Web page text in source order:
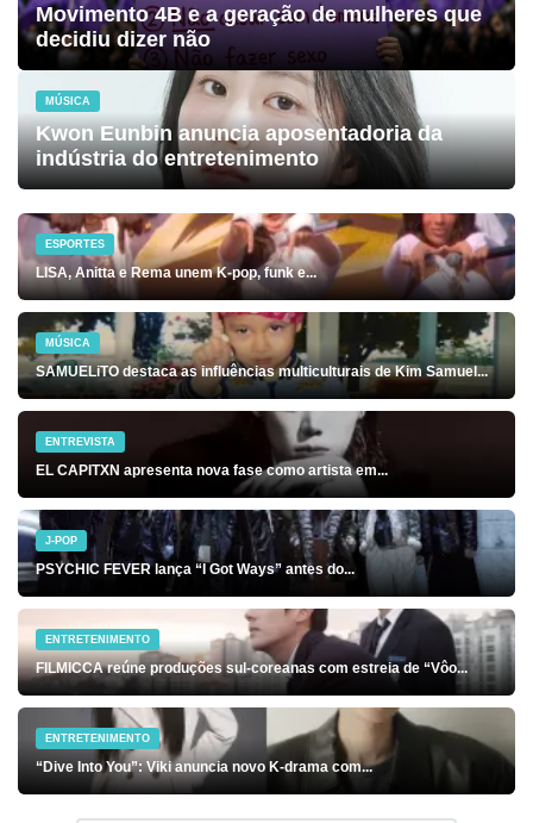
Movimento 4B e a geração de mulheres que
decidiu dizer não
MÚSICA
Kwon Eunbin anuncia aposentadoria da
indústria do entretenimento
ESPORTES
LISA, Anitta e Rema unem K-pop, funk e...
MÚSICA
SAMUELiTO destaca as influências multiculturais de Kim Samuel...
ENTREVISTA
EL CAPITXN apresenta nova fase como artista em...
J-POP
PSYCHIC FEVER lança “I Got Ways” antes do...
ENTRETENIMENTO
FILMICCA reúne produções sul-coreanas com estreia de “Vôo...
ENTRETENIMENTO
“Dive Into You”: Viki anuncia novo K-drama com...